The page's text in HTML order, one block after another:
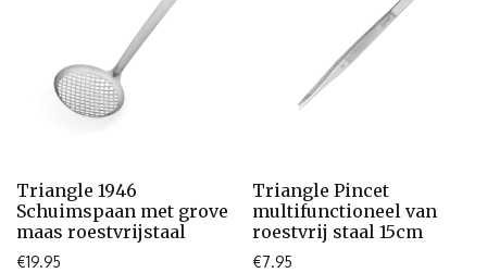
Triangle 1946
Schuimspaan met grove
maas roestvrijstaal
€19.95
Triangle Pincet
multifunctioneel van
roestvrij staal 15cm
€7.95